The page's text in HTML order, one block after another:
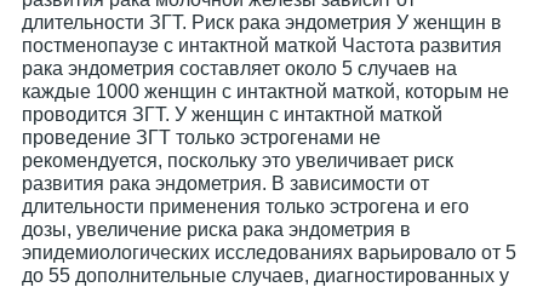
длительности ЗГТ. Риск рака эндометрия У женщин в
постменопаузе с интактной маткой Частота развития
рака эндометрия составляет около 5 случаев на
каждые 1000 женщин с интактной маткой, которым не
проводится ЗГТ. У женщин с интактной маткой
проведение ЗГТ только эстрогенами не
рекомендуется, поскольку это увеличивает риск
развития рака эндометрия. В зависимости от
длительности применения только эстрогена и его
дозы, увеличение риска рака эндометрия в
эпидемиологических исследованиях варьировало от 5
до 55 дополнительные случаев, диагностированных у